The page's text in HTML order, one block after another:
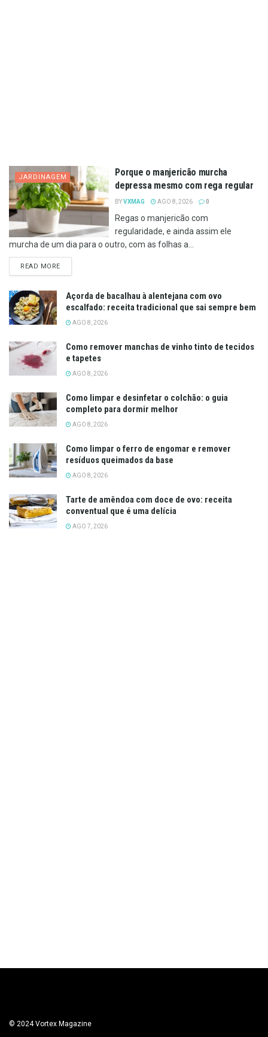
JARDINAGEM
Porque o manjericão murcha
depressa mesmo com rega regular
BYVXMAG AGO 8, 2026 0
Regas o manjericão com
regularidade, e ainda assim ele
murcha de um dia para o outro, com as folhas a...
READ MOREDETAILS
Açorda de bacalhau à alentejana com ovo
escalfado: receita tradicional que sai sempre bem
AGO 8, 2026
Como remover manchas de vinho tinto de tecidos
e tapetes
AGO 8, 2026
Como limpar e desinfetar o colchão: o guia
completo para dormir melhor
AGO 8, 2026
Como limpar o ferro de engomar e remover
resíduos queimados da base
AGO 8, 2026
Tarte de amêndoa com doce de ovo: receita
conventual que é uma delícia
AGO 7, 2026
© 2024 Vortex Magazine